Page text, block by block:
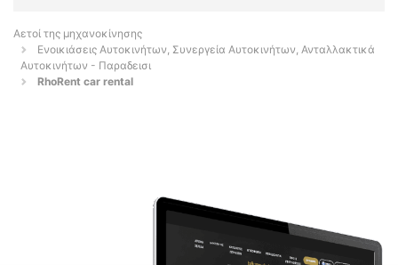
Αετοί της μηχανοκίνησης
Ενοικιάσεις Αυτοκινήτων, Συνεργεία Αυτοκινήτων, Ανταλλακτικά
Αυτοκινήτων - Παραδεισι
RhoRent car rental